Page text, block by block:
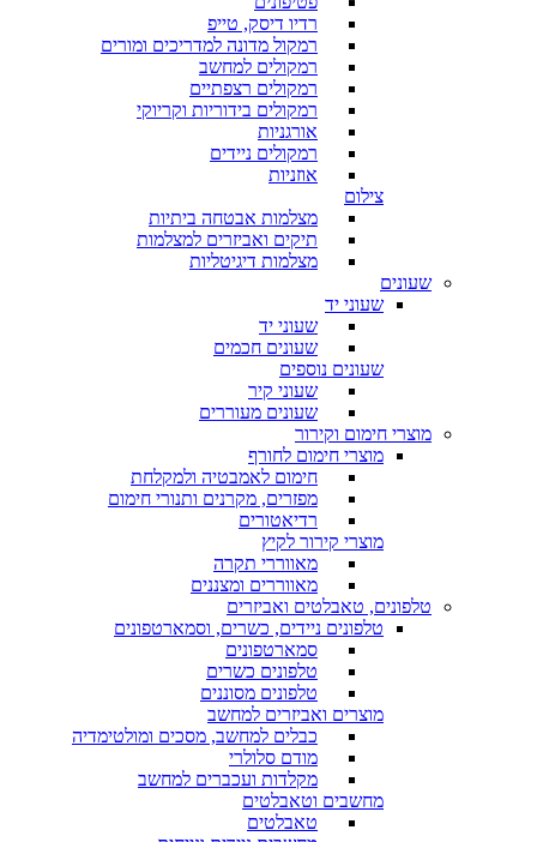
רדיו דיסק, טייפ
רמקול מדונה למדריכים ומורים
רמקולים למחשב
רמקולים רצפתיים
רמקולים בידוריות וקריוקי
אורגניות
רמקולים ניידים
אוזניות
צילום
מצלמות אבטחה ביתיות
תיקים ואביזרים למצלמות
מצלמות דיגיטליות
שעונים
שעוני יד
שעוני יד
שעונים חכמים
שעונים נוספים
שעוני קיר
שעונים מעוררים
מוצרי חימום וקירור
מוצרי חימום לחורף
חימום לאמבטיה ולמקלחת
מפזרים, מקרנים ותנורי חימום
רדיאטורים
מוצרי קירור לקיץ
מאווררי תקרה
מאווררים ומצננים
טלפונים, טאבלטים ואביזרים
טלפונים ניידים, כשרים, וסמארטפונים
סמארטפונים
טלפונים כשרים
טלפונים מסוננים
מוצרים ואביזרים למחשב
כבלים למחשב, מסכים ומולטימדיה
מודם סלולרי
מקלדות ועכברים למחשב
מחשבים וטאבלטים
טאבלטים